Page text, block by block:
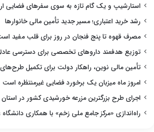
استارشیپ و یک گام تازه به سوی سفرهای فضایی
رشد خرید اعتباری؛ مسیر جدید تأمین مالی خانوارها
مصرف قهوه تا پنج فنجان در روز برای قلب مفید
توزیع هدفمند داروهای تخصصی برای دسترسی
تأمین مالی نوین، راهکار دولت برای تکمیل
امروز ماه میزبان یک برخورد فضایی غیرمنتظره است
اجرای طرح بزرگترین مزرعه خورشیدی کشور در
راه‌اندازی «مرکز جامع ملی زخم» با همکاری